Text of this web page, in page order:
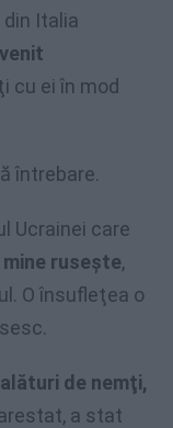
Italia
cu ei în mod
întrebare.
Ucrainei care
ruseşte,
O însufleţea o
alături de nemţi,
a stat